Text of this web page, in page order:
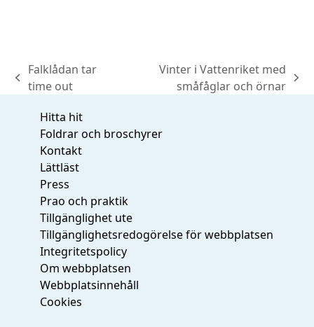
previous
Falklådan tar
time out
Vinter i Vattenriket med
småfåglar och örnar
Hitta hit
Foldrar och broschyrer
Kontakt
Lättläst
Press
Prao och praktik
Tillgänglighet ute
Tillgänglighetsredogörelse för webbplatsen
Integritetspolicy
Om webbplatsen
Webbplatsinnehåll
Cookies